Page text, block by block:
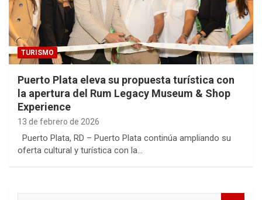
TURISMO
Puerto Plata eleva su propuesta turística con
la apertura del Rum Legacy Museum & Shop
Experience
13 de febrero de 2026
Puerto Plata, RD – Puerto Plata continúa ampliando su
oferta cultural y turística con la…